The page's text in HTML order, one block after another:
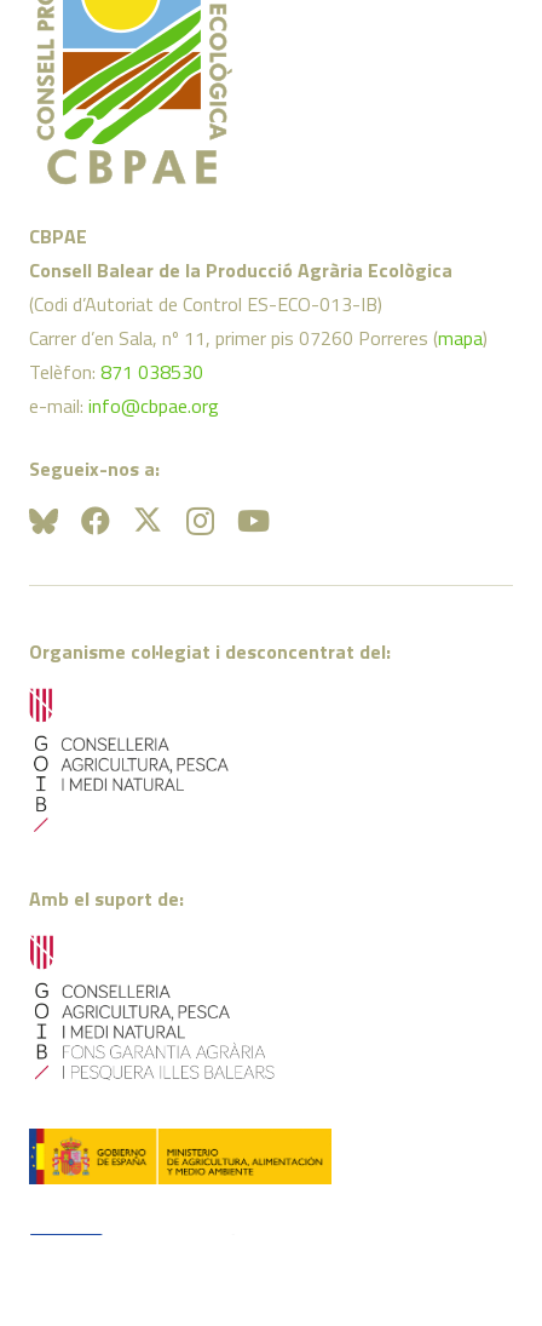
CBPAE
Consell Balear de la Producció Agrària Ecològica
(Codi d’Autoriat de Control ES-ECO-013-IB)
Carrer d’en Sala, nº 11, primer pis 07260 Porreres (mapa)
Telèfon: 871 038530
e-mail: info@cbpae.org
Segueix-nos a:
Organisme col·legiat i desconcentrat del:
Amb el suport de: